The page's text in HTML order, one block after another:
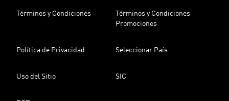
Términos y Condiciones
Términos y Condiciones
Promociones
Política de Privacidad Seleccionar País
Uso del Sitio SIC